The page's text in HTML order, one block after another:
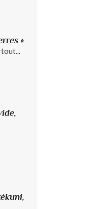
»